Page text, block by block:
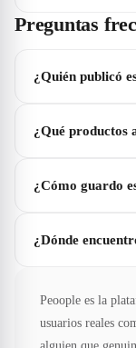
Preguntas
¿Quién publicó
¿Qué productos
¿Cómo guardo
¿Dónde
Peoople es la
usuarios reales